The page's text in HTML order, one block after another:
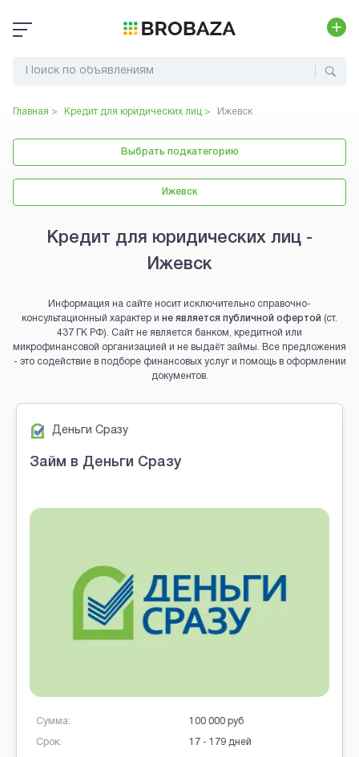
Главная > Кредит для юридических лиц > Ижевск
Выбрать подкатегорию
Ижевск
Кредит для юридических лиц -
Ижевск
Информация на сайте носит исключительно справочно-
консультационный характер и не является публичной офертой (ст.
437 ГК РФ). Сайт не является банком, кредитной или
микрофинансовой организацией и не выдаёт займы. Все предложения
- это содействие в подборе финансовых услуг и помощь в оформлении
документов.
Brobaza - VIP-объявления
Деньги Сразу
Займ в Деньги Сразу
Сумма:
Срок:
100 000 руб
17 - 179 дней